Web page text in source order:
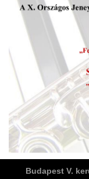
Területi
Budapest V.